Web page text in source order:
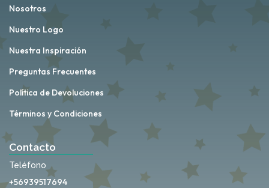
Nosotros
Nuestro Logo
Nuestra Inspiración
Preguntas Frecuentes
Política de Devoluciones
Términos y Condiciones
Contacto
Teléfono
+56939517694